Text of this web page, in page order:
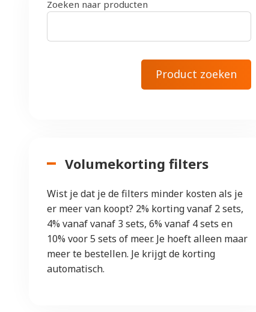
Zoeken naar producten
Volumekorting filters
Wist je dat je de filters minder kosten als je
er meer van koopt? 2% korting vanaf 2 sets,
4% vanaf vanaf 3 sets, 6% vanaf 4 sets en
10% voor 5 sets of meer. Je hoeft alleen maar
meer te bestellen. Je krijgt de korting
automatisch.